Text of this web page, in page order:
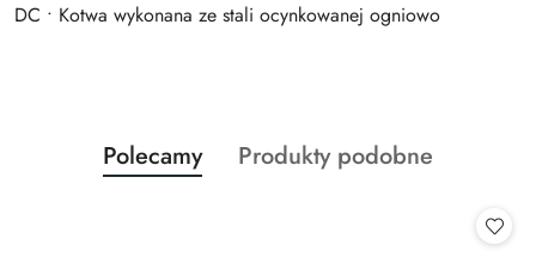
DC • Kotwa wykonana ze stali ocynkowanej ogniowo
Pomiń karuzelę produktów
Produkty
o
Polecamy
Produkty
Produkty podobne